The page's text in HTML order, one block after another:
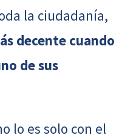
la ciudadanía,
decente cuando
de sus
lo es solo con el